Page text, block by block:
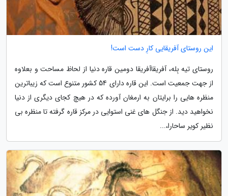
این روستای آفریقایی کارِ دست است!
روستای تیه بِله، آفریقاآفریقا دومین قاره دنیا از لحاظ مساحت و بعلاوه
از جهت جمعیت است. این قاره دارای 54 کشور متنوع است که زیباترین
منظره هایی را برایتان به ارمغان آورده که در هیچ کجای دیگری از دنیا
نخواهید دید. از جنگل های غنی استوایی در مرکز قاره گرفته تا منظره بی
نظیر کویر ساحارا،...